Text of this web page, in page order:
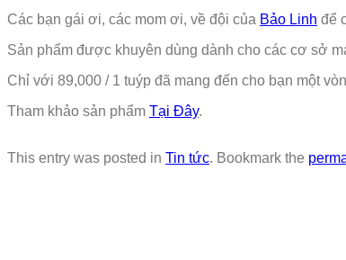
Các bạn gái ơi, các mom ơi, về đội của Bảo Linh để
Sản phẩm được khuyên dùng dành cho các cơ sở
Chỉ với 89,000 / 1 tuýp đã mang đến cho bạn một
Tham khảo sản phẩm Tại Đây.
This entry was posted in Tin tức. Bookmark the